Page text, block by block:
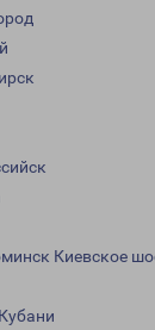
Киевское